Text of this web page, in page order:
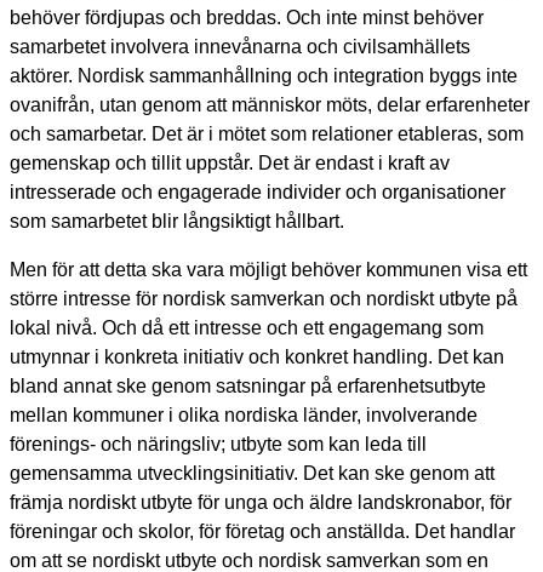
behöver fördjupas och breddas. Och inte minst behöver
samarbetet involvera innevånarna och civilsamhällets
aktörer. Nordisk sammanhållning och integration byggs inte
ovanifrån, utan genom att människor möts, delar erfarenheter
och samarbetar. Det är i mötet som relationer etableras, som
gemenskap och tillit uppstår. Det är endast i kraft av
intresserade och engagerade individer och organisationer
som samarbetet blir långsiktigt hållbart.
Men för att detta ska vara möjligt behöver kommunen visa ett
större intresse för nordisk samverkan och nordiskt utbyte på
lokal nivå. Och då ett intresse och ett engagemang som
utmynnar i konkreta initiativ och konkret handling. Det kan
bland annat ske genom satsningar på erfarenhetsutbyte
mellan kommuner i olika nordiska länder, involverande
förenings- och näringsliv; utbyte som kan leda till
gemensamma utvecklingsinitiativ. Det kan ske genom att
främja nordiskt utbyte för unga och äldre landskronabor, för
föreningar och skolor, för företag och anställda. Det handlar
om att se nordiskt utbyte och nordisk samverkan som en